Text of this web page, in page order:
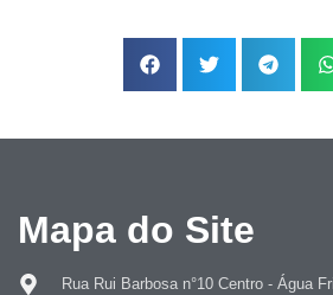
Mapa do Site
Rua Rui Barbosa n°10 Centro - Água